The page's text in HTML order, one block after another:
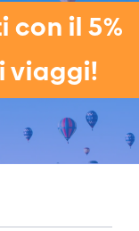
con il 5%
viaggi!